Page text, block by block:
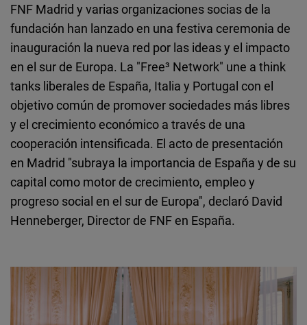
FNF Madrid y varias organizaciones socias de la
fundación han lanzado en una festiva ceremonia de
inauguración la nueva red por las ideas y el impacto
en el sur de Europa. La "Free³ Network" une a think
tanks liberales de España, Italia y Portugal con el
objetivo común de promover sociedades más libres
y el crecimiento económico a través de una
cooperación intensificada. El acto de presentación
en Madrid "subraya la importancia de España y de su
capital como motor de crecimiento, empleo y
progreso social en el sur de Europa", declaró David
Henneberger, Director de FNF en España.
Newsletter2go
Embed
Podigee
Embed
D.Vinci
Embed
Typeform
Embed